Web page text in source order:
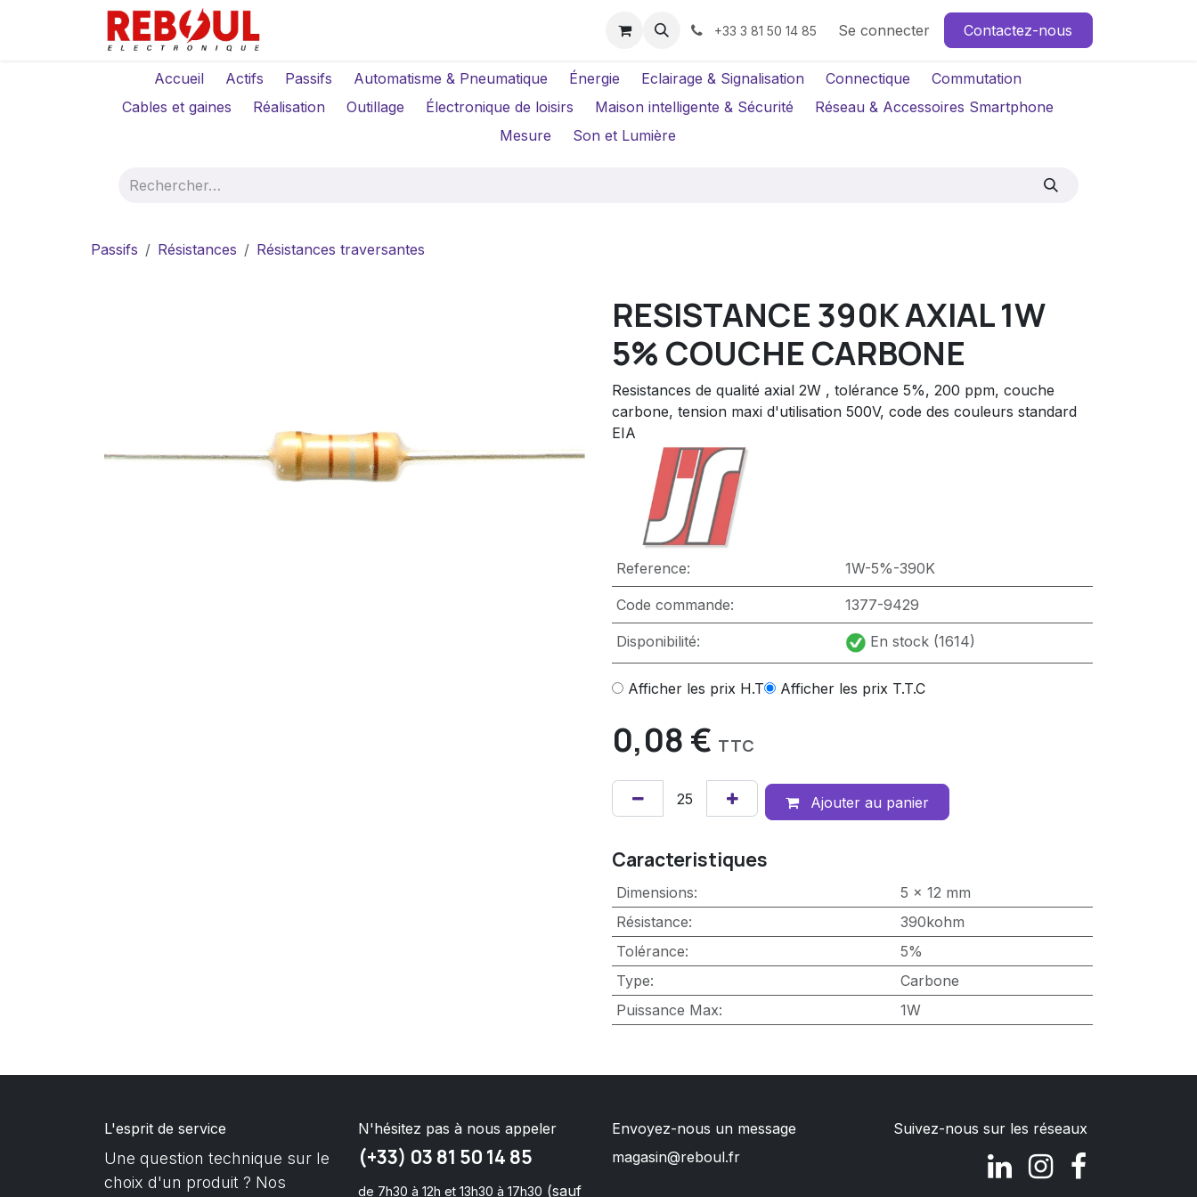
Se rendre au contenu
Location Caméras +33 3 81 50 14 85 Se connecter Contactez-nous
Accueil Actifs Passifs Automatisme & Pneumatique Énergie Eclairage & Signalisation Connectique
Commutation
Cables et gaines
Réalisation Outillage Électronique de loisirs Maison intelligente & Sécurité
Réseau & Accessoires Smartphone
Mesure
Son et Lumière
Passifs Résistances Résistances traversantes
RESISTANCE 390K AXIAL 1W
5% COUCHE CARBONE
Resistances de qualité axial 2W , tolérance 5%, 200 ppm, couche
carbone, tension maxi d'utilisation 500V, code des couleurs standard
EIA
Reference: 1W-5%-390K
Code commande: 1377-9429
Disponibilité: En stock (1614)
Afficher les prix H.T Afficher les prix T.T.C
0,08 € TTC
Ajouter au panier
Caracteristiques
Dimensions:
5 x 12 mm
Résistance:
390kohm
Tolérance:
5%
Type:
Carbone
Puissance Max: 1W
L'esprit de service
Une question technique sur le
choix d'un produit ? Nos
N'hésitez pas à nous appeler
(+33) 03 81 50 14 85
de 7h30 à 12h et 13h30 à 17h30 (sauf
Envoyez-nous un message
magasin@reboul.fr
Suivez-nous sur les réseaux